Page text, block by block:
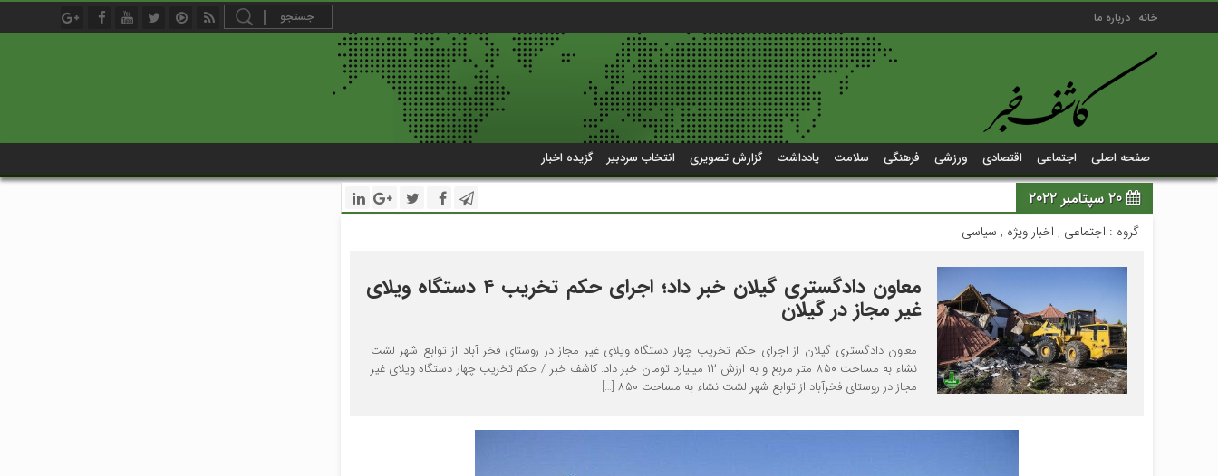
خانه درباره ما
صفحه اصلی اجتماعی اقتصادی ورزشی فرهنگی سلامت یادداشت گزارش تصویری انتخاب سردبیر گزیده اخبار
20 سپتامبر 2022
گروه : اجتماعی , اخبار ویژه , سیاسی
معاون دادگستری گیلان خبر داد؛ اجرای حکم تخریب ۴ دستگاه ویلای
غیر مجاز در گیلان
معاون دادگستری گیلان از اجرای حکم تخریب چهار دستگاه ویلای غیر مجاز در روستای فخر آباد از توابع شهر لشت
نشاء به مساحت ۸۵۰ متر مربع و به ارزش ۱۲ میلیارد تومان خبر داد. کاشف خبر / حکم تخریب چهار دستگاه ویلای غیر
مجاز در روستای فخرآباد از توابع شهر لشت نشاء به مساحت ۸۵۰ […]